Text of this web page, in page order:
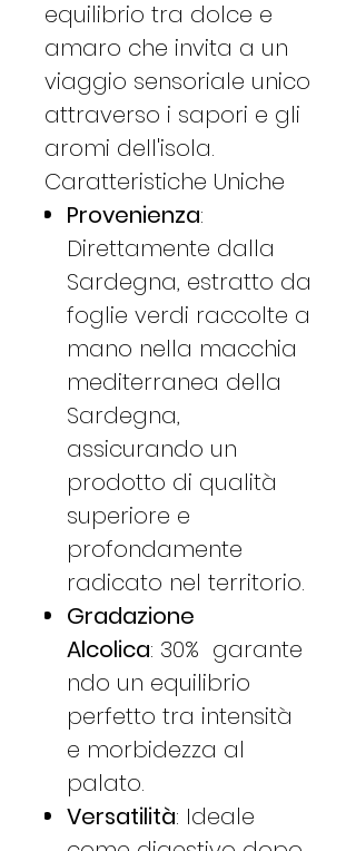
equilibrio tra dolce e
amaro che invita a un
viaggio sensoriale unico
attraverso i sapori e gli
aromi dell'isola​​​​.
Caratteristiche Uniche
Provenienza:
Direttamente dalla
Sardegna, estratto da
foglie verdi raccolte a
mano nella macchia
mediterranea della
Sardegna,
assicurando un
prodotto di qualità
superiore e
profondamente
radicato nel territorio​​.
Gradazione
Alcolica: 30% garante
ndo un equilibrio
perfetto tra intensità
e morbidezza al
palato​​​​.
Versatilità: Ideale